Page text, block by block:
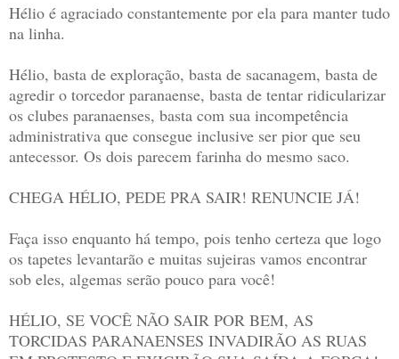
Hélio é agraciado constantemente por ela para manter tudo
na linha.
Hélio, basta de exploração, basta de sacanagem, basta de
agredir o torcedor paranaense, basta de tentar ridicularizar
os clubes paranaenses, basta com sua incompetência
administrativa que consegue inclusive ser pior que seu
antecessor. Os dois parecem farinha do mesmo saco.
CHEGA HÉLIO, PEDE PRA SAIR! RENUNCIE JÁ!
Faça isso enquanto há tempo, pois tenho certeza que logo
os tapetes levantarão e muitas sujeiras vamos encontrar
sob eles, algemas serão pouco para você!
HÉLIO, SE VOCÊ NÃO SAIR POR BEM, AS
TORCIDAS PARANAENSES INVADIRÃO AS RUAS